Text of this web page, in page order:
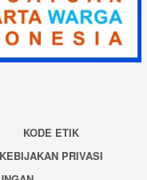
KODE ETIK
KEBIJAKAN PRIVASI